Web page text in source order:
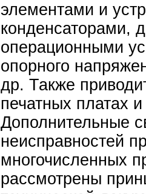
элементами и
конденсаторами,
операционными
опорного
др. Также
печатных платах
Дополнительные
неисправностей
многочисленных
рассмотрены